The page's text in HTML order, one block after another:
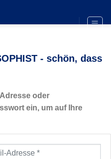
- schön, dass
oder
ein, um auf Ihre